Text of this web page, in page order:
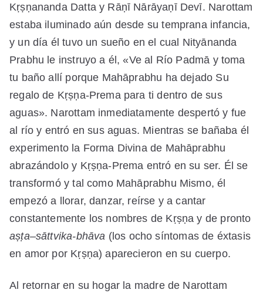
Kṛṣṇananda Datta y Rāṇī Nārāyaṇī Devī. Narottam
estaba iluminado aún desde su temprana infancia,
y un día él tuvo un sueño en el cual Nityānanda
Prabhu le instruyo a él, «Ve al Río Padmā y toma
tu baño allí porque Mahāprabhu ha dejado Su
regalo de Kṛṣṇa-Prema para ti dentro de sus
aguas». Narottam inmediatamente despertó y fue
al río y entró en sus aguas. Mientras se bañaba él
experimento la Forma Divina de Mahāprabhu
abrazándolo y Kṛṣṇa-Prema entró en su ser. Él se
transformó y tal como Mahāprabhu Mismo, él
empezó a llorar, danzar, reírse y a cantar
constantemente los nombres de Kṛṣṇa y de pronto
aṣṭa–sāttvika-bhāva (los ocho síntomas de éxtasis
en amor por Kṛṣṇa) aparecieron en su cuerpo.
Al retornar en su hogar la madre de Narottam